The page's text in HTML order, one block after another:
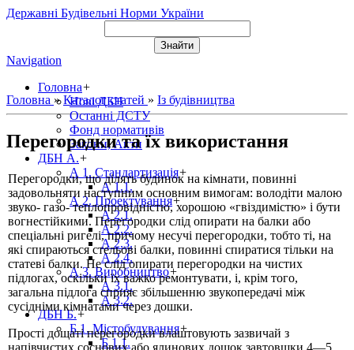
Державні Будівельні Норми України
Navigation
Головна+
Нові ДБН
Останні ДСТУ
Фонд нормативів
Закони, Акти
ДБН А.+
А 1. Стандартизація+
А 1.1.
А 2. Проектування+
А 2.1.
А 2.2.
А 2.3.
А 2.4.
А 3. Виробництво+
А 3.1.
А 3.2.
ДБН Б.+
Б 1. Містобудування+
Б 1.1.
Головна » Каталог статей » Із будівництва
Перегородки та їх використання
Перегородки, що ділять будинок на кімнати, повинні
задовольняти наступним основним вимогам: володіти малою
звуко- газо- теплопровідністю, хорошою «гвіздимістю» і бути
вогнестійкими. Перегородки слід опирати на балки або
спеціальні ригелі, причому несучі перегородки, тобто ті, на
які спираються стельові балки, повинні спиратися тільки на
статеві балки. Не слід опирати перегородки на чистих
підлогах, оскільки їх важко ремонтувати, і, крім того,
загальна підлога сприяє збільшенню звукопередачі між
сусідніми кімнатами через дошки.
Прості дощаті перегородки влаштовують зазвичай з
напівчистих соснових або ялинових дощок завтовшки 4—5